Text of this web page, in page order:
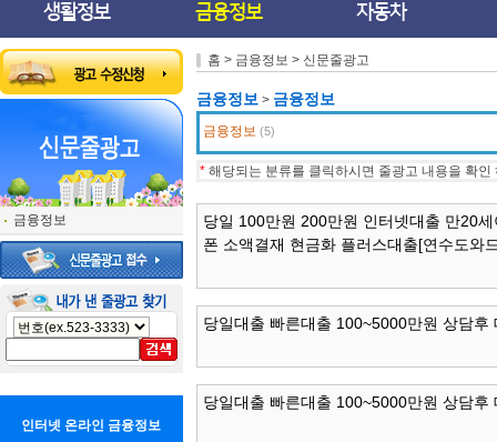
생활정보 금융정보 자동차
금융정보
인터넷 온라인 금융정보
홈 > 금융정보 > 신문줄광고
금융정보 > 금융정보
금융정보 (5)
* 해당되는 분류를 클릭하시면 줄광고 내용을 확인
당일 100만원 200만원 인터넷대출 만20
폰 소액결재 현금화 플러스대출[연수도와
당일대출 빠른대출 100~5000만원 상담후
당일대출 빠른대출 100~5000만원 상담후